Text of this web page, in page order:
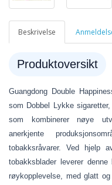
Beskrivelse
Produktoversikt
Guangdong Double
som Dobbel Lykke
som kombinerer nøye
anerkjente
tobakksråvarer. Ved hjelp
tobakksblader leverer
røykopplevelse, med glatt